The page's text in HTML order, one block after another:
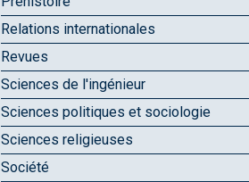
Relations internationales
Revues
Sciences de l'ingénieur
Sciences politiques et sociologie
Sciences religieuses
Société